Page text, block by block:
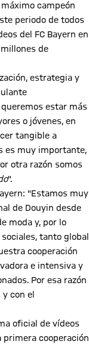
campeón
periodo de todos
del FC Bayern en
de
estrategia y
estar más
o jóvenes, en
tangible a
es muy importante,
otra razón somos
".
"Estamos muy
de Douyin desde
moda y, por lo
tanto global
cooperación
e intensiva y
Por esa razón
con el
oficial de vídeos
primera cooperación